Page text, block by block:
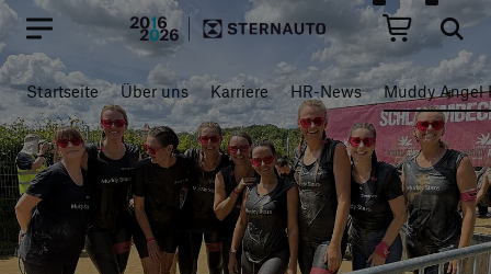
Hauptregion der Seite
Startseite Über uns Karriere HR-News Muddy Angel